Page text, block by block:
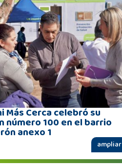
Más Cerca celebró su
número 100 en el barrio
anexo 1
ampliar